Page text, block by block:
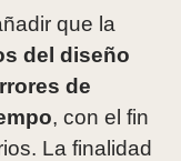
que la
del diseño
de
, con el fin
La finalidad